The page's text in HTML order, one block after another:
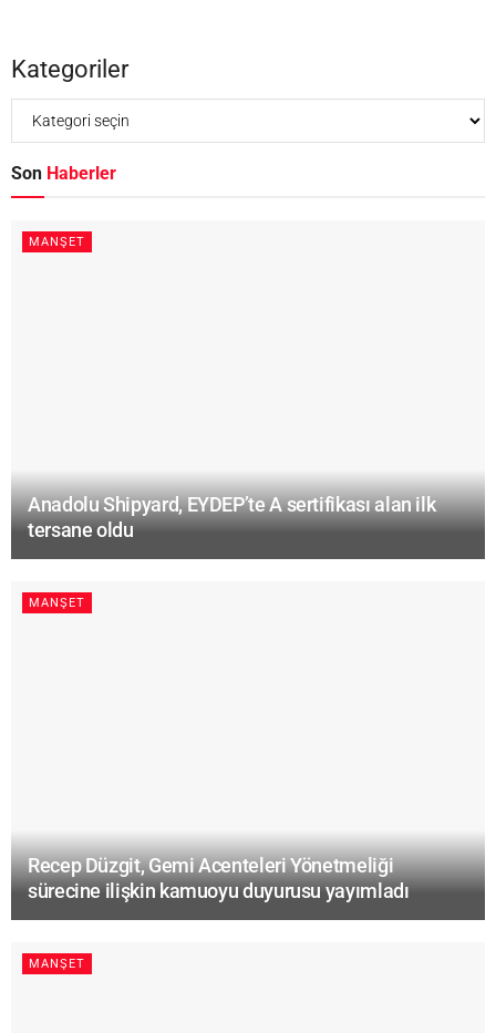
Kategoriler
Son Haberler
MANŞET
Anadolu Shipyard, EYDEP’te A sertifikası alan ilk
tersane oldu
MANŞET
Recep Düzgit, Gemi Acenteleri Yönetmeliği
sürecine ilişkin kamuoyu duyurusu yayımladı
MANŞET